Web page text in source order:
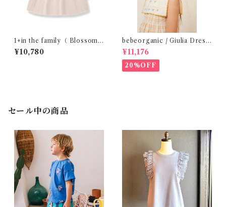
1+in the family（ Blossom
)/FINA( 12・24m )
¥10,780
bebeorganic / Giulia Dress
Lagoon Check (2-6y)
¥11,176
20%OFF
セール中の商品